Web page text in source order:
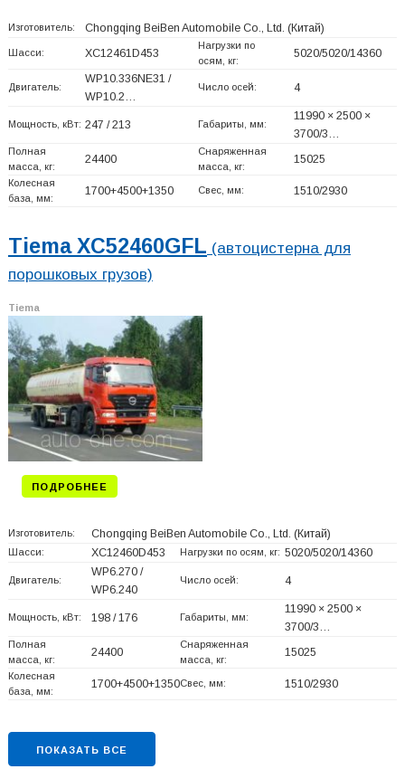
Изготовитель: Chongqing BeiBen Automobile Co., Ltd. (Китай)
Шасси: XC12461D453
Нагрузки по
осям, кг:
5020/5020/14360
Двигатель:
WP10.336NE31 /
WP10.2…
Число осей: 4
Мощность, кВт: 247 / 213 Габариты, мм:
11990 × 2500 ×
3700/3…
Полная
масса, кг:
24400
Снаряженная
масса, кг:
15025
Колесная
база, мм:
1700+4500+1350 Свес, мм: 1510/2930
Tiema XC52460GFL (автоцистерна для
порошковых грузов)
Tiema
ПОДРОБНЕЕ
Изготовитель: Chongqing BeiBen Automobile Co., Ltd. (Китай)
Шасси: XC12460D453 Нагрузки по осям, кг: 5020/5020/14360
Двигатель:
WP6.270 /
WP6.240
Число осей: 4
Мощность, кВт: 198 / 176 Габариты, мм:
11990 × 2500 ×
3700/3…
Полная
масса, кг:
24400
Снаряженная
масса, кг:
15025
Колесная
база, мм:
1700+4500+1350Свес, мм: 1510/2930
ПОКАЗАТЬ ВСЕ